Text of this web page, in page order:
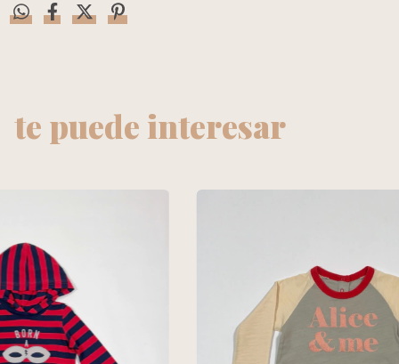
te puede interesar